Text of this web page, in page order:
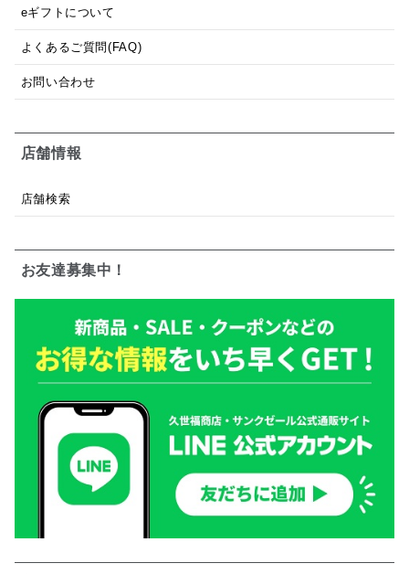
eギフトについて
よくあるご質問(FAQ)
お問い合わせ
店舗情報
店舗検索
お友達募集中！